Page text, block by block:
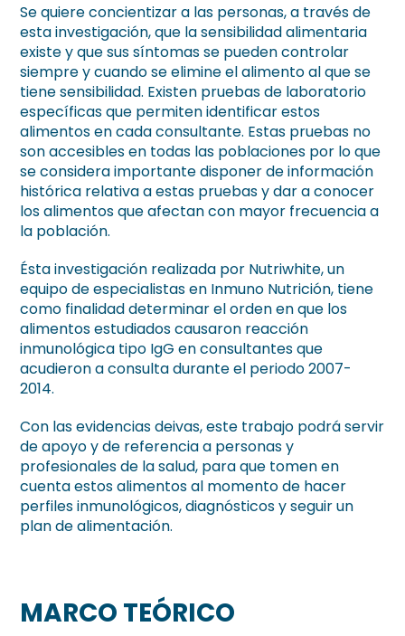
Se quiere concientizar a las personas, a través de
esta investigación, que la sensibilidad alimentaria
existe y que sus síntomas se pueden controlar
siempre y cuando se elimine el alimento al que se
tiene sensibilidad. Existen pruebas de laboratorio
específicas que permiten identificar estos
alimentos en cada consultante. Estas pruebas no
son accesibles en todas las poblaciones por lo que
se considera importante disponer de información
histórica relativa a estas pruebas y dar a conocer
los alimentos que afectan con mayor frecuencia a
la población.
Ésta investigación realizada por Nutriwhite, un
equipo de especialistas en Inmuno Nutrición, tiene
como finalidad determinar el orden en que los
alimentos estudiados causaron reacción
inmunológica tipo IgG en consultantes que
acudieron a consulta durante el periodo 2007-
2014.
Con las evidencias deivas, este trabajo podrá servir
de apoyo y de referencia a personas y
profesionales de la salud, para que tomen en
cuenta estos alimentos al momento de hacer
perfiles inmunológicos, diagnósticos y seguir un
plan de alimentación.
MARCO TEÓRICO